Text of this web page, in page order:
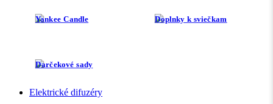
Yankee Candle Doplnky k sviečkam
Darčekové sady
Elektrické difuzéry